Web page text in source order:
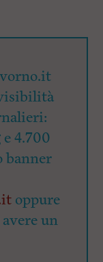
4.700
banner
oppure
un